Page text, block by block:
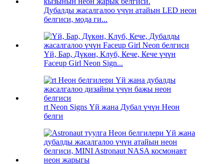
Дубалды жасалгалоо үчүн атайын LED неон
белгиси, мода ги...
Үй, Бар, Дүкөн, Клуб, Кече, Кече үчүн
Faceup Girl Neon Sign...
rt Neon Signs Үй жана Дубал үчүн Неон
белги